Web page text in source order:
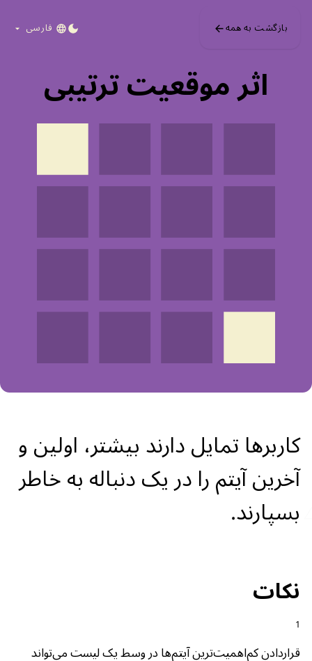
بازگشت به همه DARK MODE
فارسی
اثر موقعیت ترتیبی
کاربرها تمایل دارند بیشتر،
کاربرها تمایل دارند بیشتر، اولین و
آخرین آیتم را در یک دنباله به خاطر
بسپارند.
نکات
قراردادن کم‌اهمیت‌ترین آیتم‌ها در وسط یک لیست می‌تواند